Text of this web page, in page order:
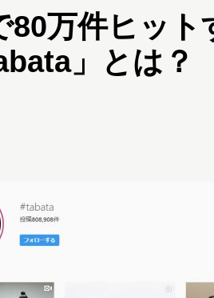
80万件ヒット
」とは？